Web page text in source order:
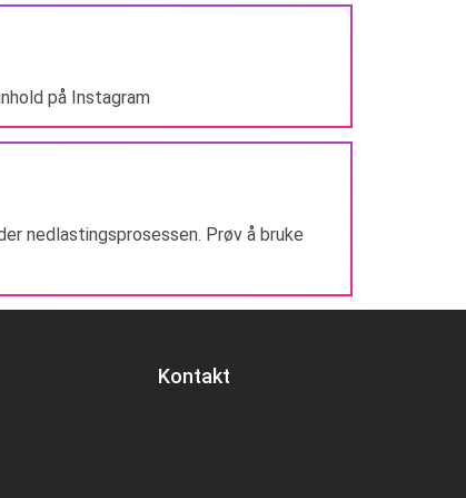
på Instagram
nedlastingsprosessen. Prøv å bruke
Kontakt